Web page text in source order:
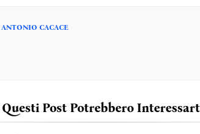
ANTONIO CACACE
Questi Post Potrebbero